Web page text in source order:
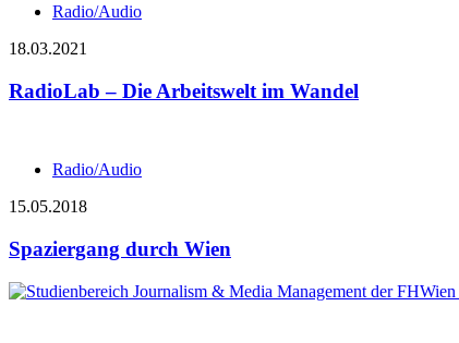
Radio/Audio
18.03.2021
RadioLab – Die Arbeitswelt im Wandel
Radio/Audio
15.05.2018
Spaziergang durch Wien